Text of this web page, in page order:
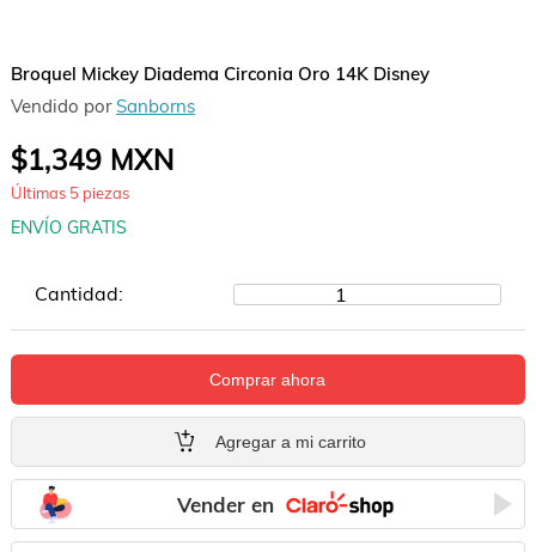
Broquel Mickey Diadema Circonia Oro 14K Disney
Vendido por Sanborns
$1,349MXN
Últimas 5 piezas
ENVÍO GRATIS
Cantidad: 1
Comprar ahora
Agregar a mi carrito
Vender en